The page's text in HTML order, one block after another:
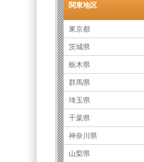
関東地区
東京都
茨城県
栃木県
群馬県
埼玉県
千葉県
神奈川県
山梨県